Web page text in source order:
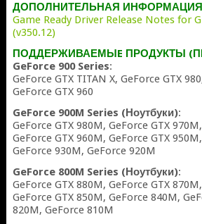
ДОПОЛНИТЕЛЬНАЯ
Game Ready Driver Release Notes for
(v350.12)
ПОДДЕРЖИВАЕМЫE ПРОДУКТЫ (ПК
GeForce 900 Series:
GeForce GTX TITAN X, GeForce GTX
GeForce GTX 960
GeForce 900M Series (Ноутбуки):
GeForce GTX 980M, GeForce GTX
GeForce GTX 960M, GeForce GTX
GeForce 930M, GeForce 920M
GeForce 800M Series (Ноутбуки):
GeForce GTX 880M, GeForce GTX
GeForce GTX 850M, GeForce 840M,
820M, GeForce 810M